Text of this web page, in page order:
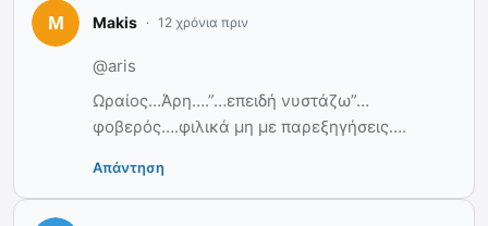
Makis 12 χρόνια πριν
@aris
Ωραίος…Άρη….”…επειδή νυστάζω”…
φοβερός….φιλικά μη με παρεξηγήσεις….
Απάντηση